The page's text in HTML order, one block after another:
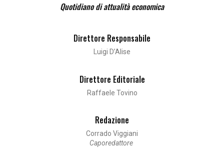
Quotidiano di attualità economica
Direttore Responsabile
Luigi D’Alise
Direttore Editoriale
Raffaele Tovino
Redazione
Corrado Viggiani
Caporedattore